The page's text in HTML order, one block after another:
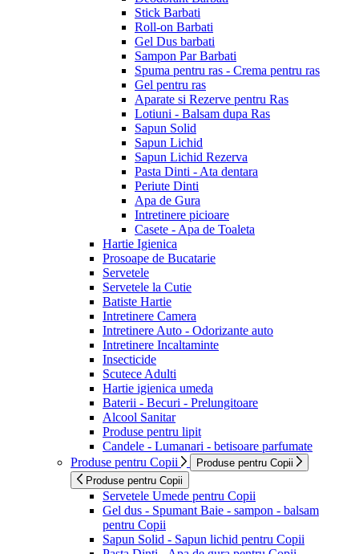
Stick Barbati
Roll-on Barbati
Gel Dus barbati
Sampon Par Barbati
Spuma pentru ras - Crema pentru ras
Gel pentru ras
Aparate si Rezerve pentru Ras
Lotiuni - Balsam dupa Ras
Sapun Solid
Sapun Lichid
Sapun Lichid Rezerva
Pasta Dinti - Ata dentara
Periute Dinti
Apa de Gura
Intretinere picioare
Casete - Apa de Toaleta
Hartie Igienica
Prosoape de Bucatarie
Servetele
Servetele la Cutie
Batiste Hartie
Intretinere Camera
Intretinere Auto - Odorizante auto
Intretinere Incaltaminte
Insecticide
Scutece Adulti
Hartie igienica umeda
Baterii - Becuri - Prelungitoare
Alcool Sanitar
Produse pentru lipit
Candele - Lumanari - betisoare parfumate
Produse pentru Copii
Produse pentru Copii
Produse pentru Copii
Servetele Umede pentru Copii
Gel dus - Spumant Baie - sampon - balsam
pentru Copii
Sapun Solid - Sapun lichid pentru Copii